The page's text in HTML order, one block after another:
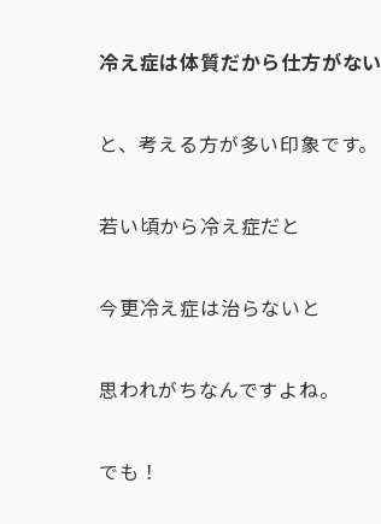
冷え症は体質だから仕方がない
と、考える方が多い印象です。
若い頃から冷え症だと
今更冷え症は治らないと
思われがちなんですよね。
でも！